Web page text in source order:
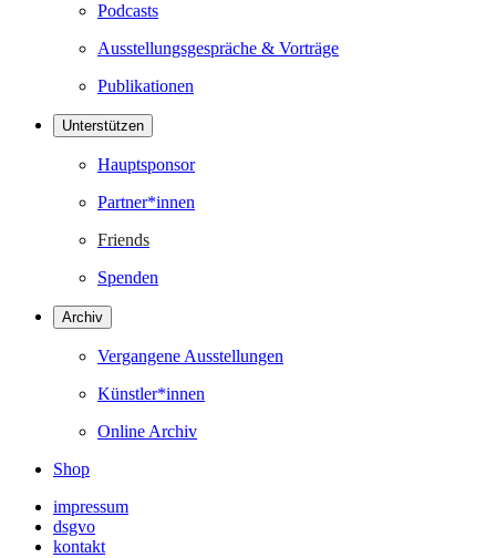
Podcasts
Ausstellungsgespräche & Vorträge
Publikationen
Unterstützen
Hauptsponsor
Partner*innen
Friends
Spenden
Archiv
Vergangene Ausstellungen
Künstler*innen
Online Archiv
Shop
impressum
dsgvo
kontakt